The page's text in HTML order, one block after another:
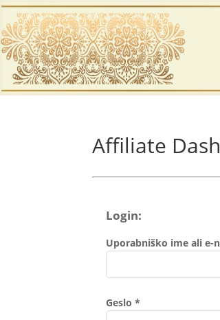
Affiliate
Login:
Uporabniško ime ali e-
Geslo*